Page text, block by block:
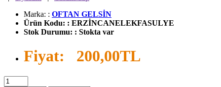
Marka: : OFTAN GELSİN
Ürün Kodu: : ERZİNCANELEKFASULYE
Stok Durumu: : Stokta var
Fiyat: 200,00TL